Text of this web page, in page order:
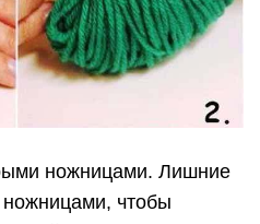
ножницами. Лишние
ножницами, чтобы